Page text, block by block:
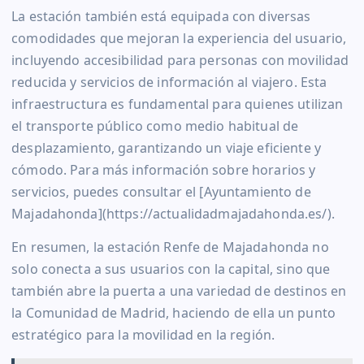
La estación también está equipada con diversas
comodidades que mejoran la experiencia del usuario,
incluyendo accesibilidad para personas con movilidad
reducida y servicios de información al viajero. Esta
infraestructura es fundamental para quienes utilizan
el transporte público como medio habitual de
desplazamiento, garantizando un viaje eficiente y
cómodo. Para más información sobre horarios y
servicios, puedes consultar el [Ayuntamiento de
Majadahonda](https://actualidadmajadahonda.es/).
En resumen, la estación Renfe de Majadahonda no
solo conecta a sus usuarios con la capital, sino que
también abre la puerta a una variedad de destinos en
la Comunidad de Madrid, haciendo de ella un punto
estratégico para la movilidad en la región.